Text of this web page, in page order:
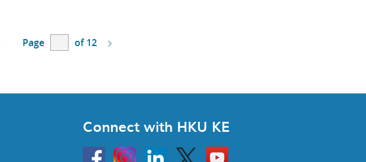
Last
Page of 12
Connect with HKU KE
InstagramLinkedin Twitter
Go